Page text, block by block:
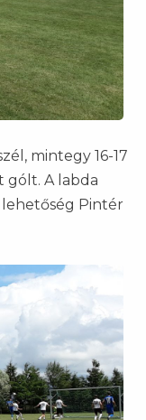
mintegy 16-17
gólt. A labda
Pintér